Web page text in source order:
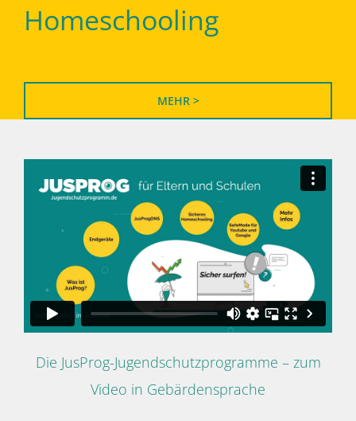
Homeschooling
MEHR >
Die JusProg-Jugendschutzprogramme – zum
Video in Gebärdensprache